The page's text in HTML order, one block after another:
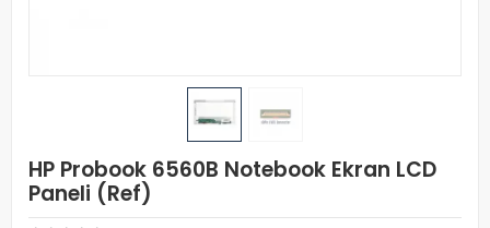
HP Probook 6560B Notebook Ekran LCD
Paneli (Ref)